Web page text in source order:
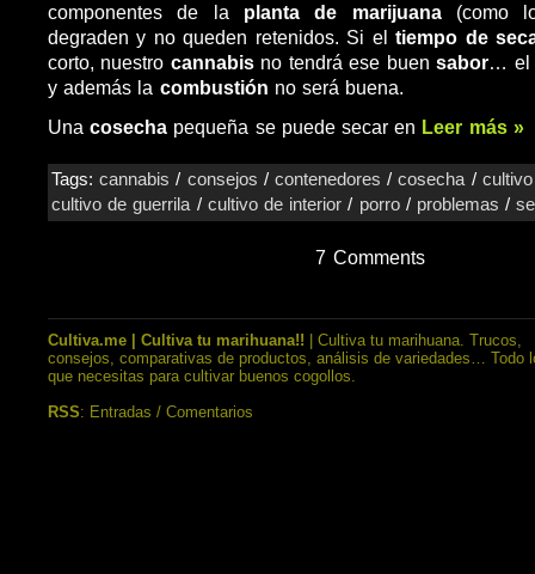
componentes de la planta de marijuana(como
degraden y no queden retenidos. Si eltiempo de
corto, nuestro cannabisno tendrá ese buensabor… el
y además la combustión no será buena.
Unacosecha pequeña se puede secar en Leer más »
Tags:cannabis / consejos /contenedores /cosecha/
cultivo de guerrila/ cultivo de interior / porro/ problemas /
7 Comments
Cultiva.me | Cultiva tu marihuana!! | Cultiva tu marihuana. Trucos,
consejos, comparativas de productos, análisis de variedades… Todo
que necesitas para cultivar buenos cogollos.
RSS: Entradas / Comentarios